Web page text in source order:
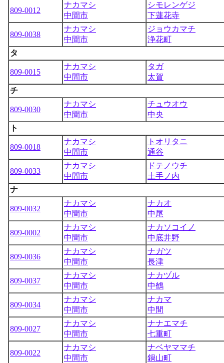
809-0012
ナカマシ
中間市
シモレンゲジ
下蓮花寺
809-0038
ナカマシ
中間市
ジョウカマチ
浄花町
タ
809-0015
ナカマシ
中間市
タガ
太賀
チ
809-0030
ナカマシ
中間市
チュウオウ
中央
ト
809-0018
ナカマシ
中間市
トオリタニ
通谷
809-0033
ナカマシ
中間市
ドテノウチ
土手ノ内
ナ
809-0032
ナカマシ
中間市
ナカオ
中尾
809-0002
ナカマシ
中間市
ナカソコイノ
中底井野
809-0036
ナカマシ
中間市
ナガツ
長津
809-0037
ナカマシ
中間市
ナカヅル
中鶴
809-0034
ナカマシ
中間市
ナカマ
中間
809-0027
ナカマシ
中間市
ナナエマチ
七重町
809-0022
ナカマシ
中間市
ナベヤママチ
鍋山町